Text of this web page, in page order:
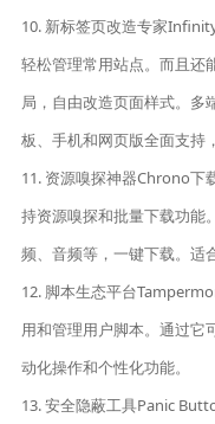
10. 新标签页改造专家
轻松管理常用站点。而且还
局，自由改造页面样式。多
板、手机和网页版全面支持
11. 资源嗅探神器Chrono下
持资源嗅探和批量下载功能
频、音频等，一键下载。适
12. 脚本生态平台
用和管理用户脚本。通过它
动化操作和个性化功能。
13. 安全隐蔽工具Panic